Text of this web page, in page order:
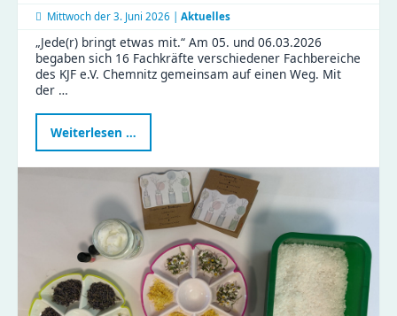
Mittwoch der 3. Juni 2026 | Aktuelles
„Jede(r) bringt etwas mit.“ Am 05. und 06.03.2026
begaben sich 16 Fachkräfte verschiedener Fachbereiche
des KJF e.V. Chemnitz gemeinsam auf einen Weg. Mit
der …
Weiterlesen …
Fortbildung
stärkt
Familienrat
in
Chemnitz
–
KJF-
Fachkräfte
starten
weiter
durch